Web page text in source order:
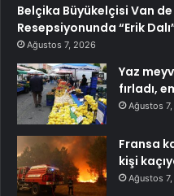
Belçika Büyükelçisi Van
Resepsiyonunda “Erik
Ağustos 7, 2026
Yaz
fırladı,
Ağustos
Fransa
kişi
Ağustos